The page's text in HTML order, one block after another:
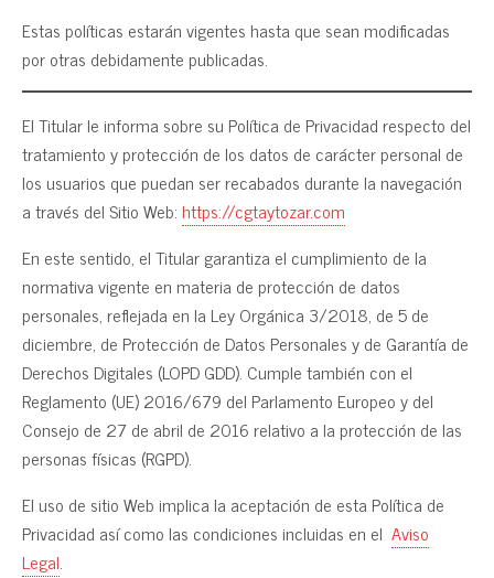
Estas políticas estarán vigentes hasta que sean modificadas
por otras debidamente publicadas.
El Titular le informa sobre su Política de Privacidad respecto del
tratamiento y protección de los datos de carácter personal de
los usuarios que puedan ser recabados durante la navegación
a través del Sitio Web: https://cgtaytozar.com
En este sentido, el Titular garantiza el cumplimiento de la
normativa vigente en materia de protección de datos
personales, reflejada en la Ley Orgánica 3/2018, de 5 de
diciembre, de Protección de Datos Personales y de Garantía de
Derechos Digitales (LOPD GDD). Cumple también con el
Reglamento (UE) 2016/679 del Parlamento Europeo y del
Consejo de 27 de abril de 2016 relativo a la protección de las
personas físicas (RGPD).
El uso de sitio Web implica la aceptación de esta Política de
Privacidad así como las condiciones incluidas en el Aviso
Legal.